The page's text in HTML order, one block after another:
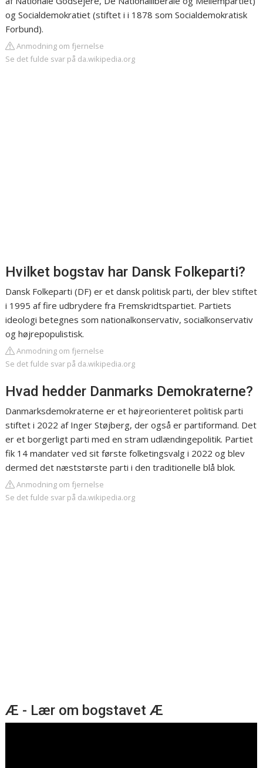
og Socialdemokratiet (stiftet i i 1878 som Socialdemokratisk
Forbund).
Anmodning om fjernelse
Se det fulde svar på da.wikipedia.org
Hvilket bogstav har Dansk Folkeparti?
Dansk Folkeparti (DF) er et dansk politisk parti, der blev stiftet
i 1995 af fire udbrydere fra Fremskridtspartiet. Partiets
ideologi betegnes som nationalkonservativ, socialkonservativ
og højrepopulistisk.
Anmodning om fjernelse
Se det fulde svar på da.wikipedia.org
Hvad hedder Danmarks Demokraterne?
Danmarksdemokraterne er et højreorienteret politisk parti
stiftet i 2022 af Inger Støjberg, der også er partiformand. Det
er et borgerligt parti med en stram udlændingepolitik. Partiet
fik 14 mandater ved sit første folketingsvalg i 2022 og blev
dermed det næststørste parti i den traditionelle blå blok.
Anmodning om fjernelse
Se det fulde svar på da.wikipedia.org
Æ - Lær om bogstavet Æ